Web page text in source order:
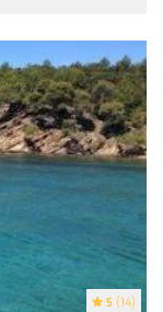
5 (14)